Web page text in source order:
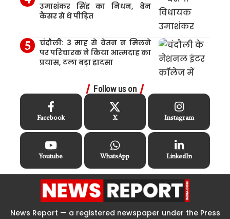
उमाशंकर सिंह का निधन, ब्रेन
कैंसर से थे पीड़ित
चंदौली: 3 माह से वेतन न मिलने
पर परिचारक ने किया आत्मदाह का
प्रयास, टला बड़ा हादसा
Follow us on
Facebook X Instagram
Youtube WhatsApp LinkedIn
News Report — a registered newspaper under the Press